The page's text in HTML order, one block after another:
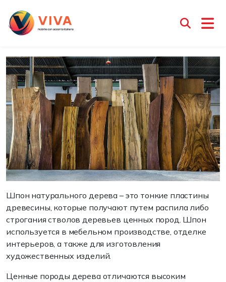
Шпон натурального дерева
Шпон натурального дерева – это тонкие пластины
древесины, которые получают путем распила либо
строгания стволов деревьев ценных пород. Шпон
используется в мебельном производстве, отделке
интерьеров, а также для изготовления
художественных изделий.
Ценные породы дерева отличаются высоким